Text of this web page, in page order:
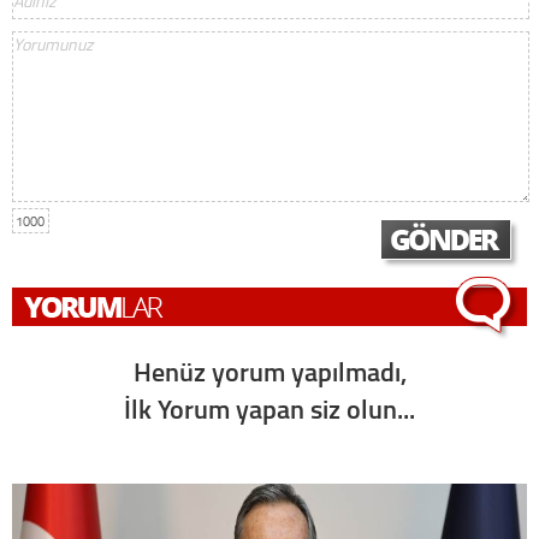
1000
Henüz yorum yapılmadı,
İlk Yorum yapan siz olun...